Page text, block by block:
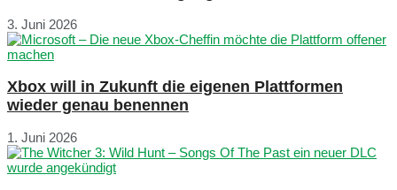
3. Juni 2026
Xbox will in Zukunft die eigenen Plattformen
wieder genau benennen
1. Juni 2026